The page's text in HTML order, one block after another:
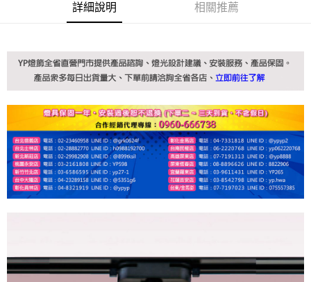
詳細說明 相關推薦